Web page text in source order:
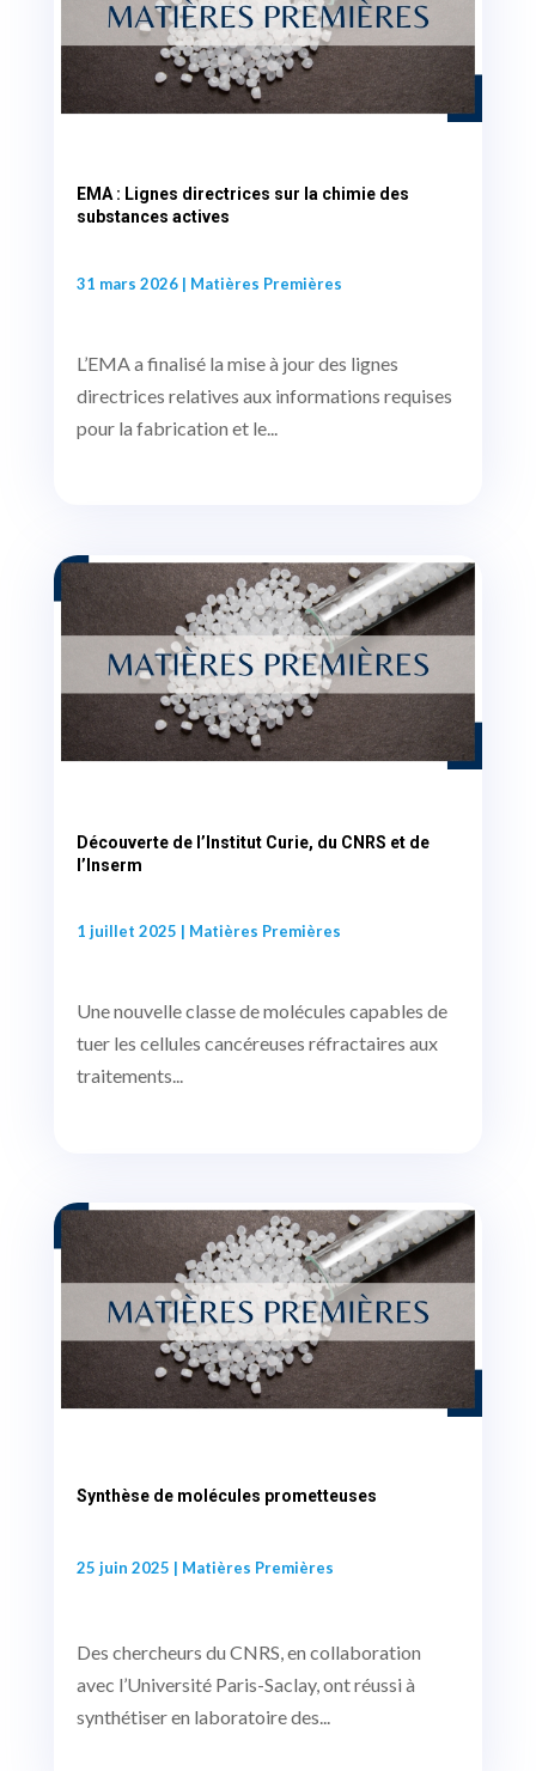
EMA : Lignes directrices sur la chimie des
substances actives
31 mars 2026| Matières Premières
L’EMA a finalisé la mise à jour des lignes
directrices relatives aux informations requises
pour la fabrication et le...
Découverte de l’Institut Curie, du CNRS et de
l’Inserm
1 juillet 2025 | Matières Premières
Une nouvelle classe de molécules capables de
tuer les cellules cancéreuses réfractaires aux
traitements...
Synthèse de molécules prometteuses
25 juin 2025 | Matières Premières
Des chercheurs du CNRS, en collaboration
avec l’Université Paris-Saclay, ont réussi à
synthétiser en laboratoire des...